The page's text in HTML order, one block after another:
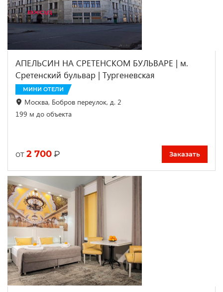
АПЕЛЬСИН НА СРЕТЕНСКОМ БУЛЬВАРЕ | м.
Сретенский бульвар | Тургеневская
МИНИ ОТЕЛИ
Москва, Бобров переулок, д. 2
199 м до объекта
от 2 700 ₽ Заказать